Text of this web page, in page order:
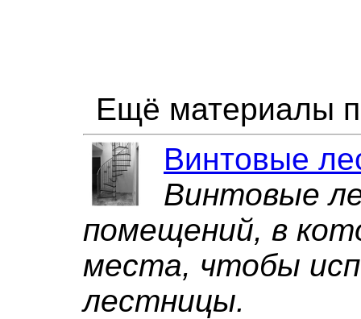
Ещё материалы
Винтовые
Винтовые
помещений, в
места, чтобы
лестницы.